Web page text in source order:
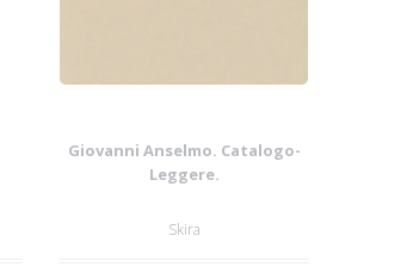
Giovanni Anselmo. Catalogo-
Leggere.
Skira